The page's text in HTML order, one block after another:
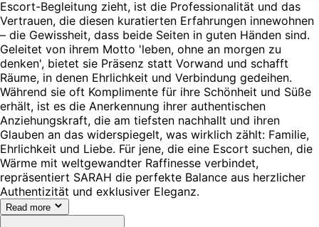
Escort-Begleitung zieht, ist die Professionalität und das
Vertrauen, die diesen kuratierten Erfahrungen innewohnen
– die Gewissheit, dass beide Seiten in guten Händen sind.
Geleitet von ihrem Motto 'leben, ohne an morgen zu
denken', bietet sie Präsenz statt Vorwand und schafft
Räume, in denen Ehrlichkeit und Verbindung gedeihen.
Während sie oft Komplimente für ihre Schönheit und Süße
erhält, ist es die Anerkennung ihrer authentischen
Anziehungskraft, die am tiefsten nachhallt und ihren
Glauben an das widerspiegelt, was wirklich zählt: Familie,
Ehrlichkeit und Liebe. Für jene, die eine Escort suchen, die
Wärme mit weltgewandter Raffinesse verbindet,
repräsentiert SARAH die perfekte Balance aus herzlicher
Authentizität und exklusiver Eleganz.
Read more